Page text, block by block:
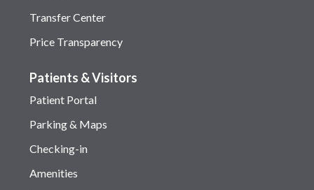
Transfer Center
Price Transparency
Patients & Visitors
Patient Portal
Parking & Maps
Checking-in
Amenities